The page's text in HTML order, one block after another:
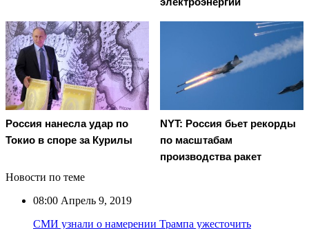
Россия нанесла удар по
Токио в споре за Курилы
NYT: Россия бьет рекорды
по масштабам
производства ракет
Новости по теме
08:00 Апрель 9, 2019
СМИ узнали о намерении Трампа ужесточить